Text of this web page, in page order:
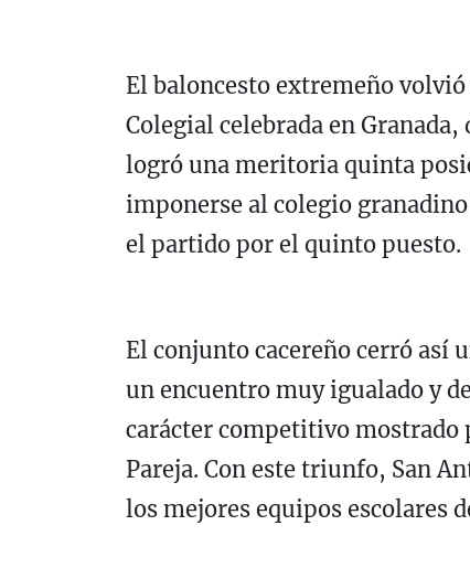
El baloncesto extremeño
Colegial celebrada en Granada,
logró una meritoria quinta
imponerse al colegio
el partido por el quinto puesto.
El conjunto cacereño cerró así
un encuentro muy igualado y
carácter competitivo mostrado
Pareja. Con este triunfo, San
los mejores equipos escolares